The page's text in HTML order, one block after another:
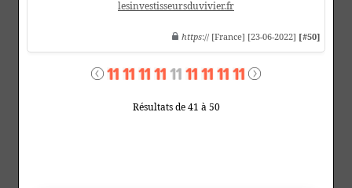
lesinvestisseursduvivier.fr
https:// [France] [23-06-2022] [#50]
Résultats de 41 à 50